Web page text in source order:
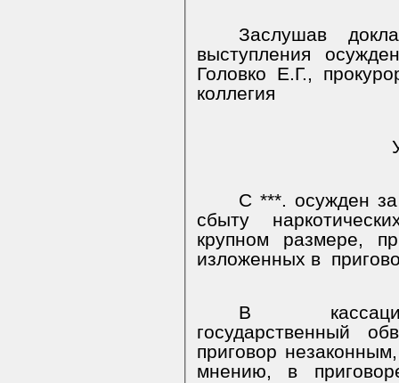
Заслушав
выступления
Головко Е.Г.,
коллегия
С ***. осужден за
сбыту
крупном размере,
изложенных в
В
государственный
приговор
мнению, в